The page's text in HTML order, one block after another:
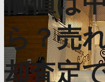
ら？売
却査定